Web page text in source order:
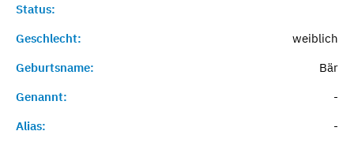
Status:
Geschlecht:
weiblich
Geburtsname:
Bär
Genannt:
-
Alias:
-